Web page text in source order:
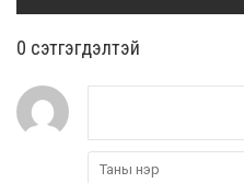
0 cэтгэгдэлтэй